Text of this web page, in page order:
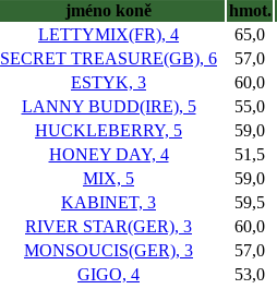
jméno koně hmot.
LETTYMIX(FR), 4 65,0
SECRET TREASURE(GB), 6 57,0
ESTYK, 3 60,0
LANNY BUDD(IRE), 5 55,0
HUCKLEBERRY, 5 59,0
HONEY DAY, 4 51,5
MIX, 5 59,0
KABINET, 3 59,5
RIVER STAR(GER), 3 60,0
MONSOUCIS(GER), 3 57,0
GIGO, 4 53,0